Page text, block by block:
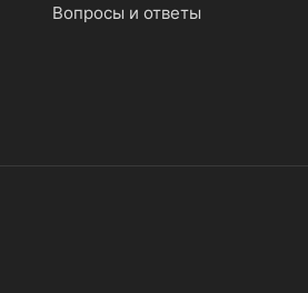
Вопросы и ответы